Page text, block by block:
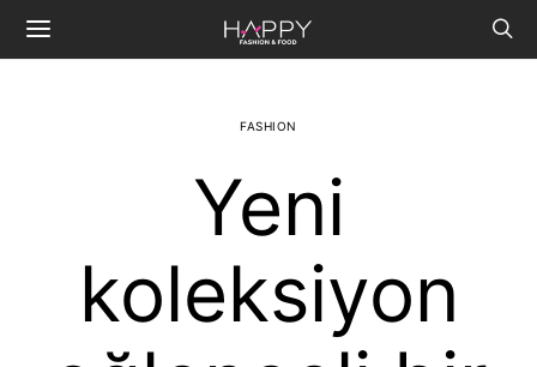
FASHION
Yeni
koleksiyon